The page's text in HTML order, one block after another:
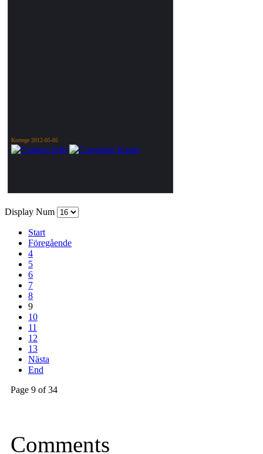
Kortege 2012-05-05
Display Num
Start
Föregående
4
5
6
7
8
9
10
11
12
13
Nästa
End
Page 9 of 34
Comments